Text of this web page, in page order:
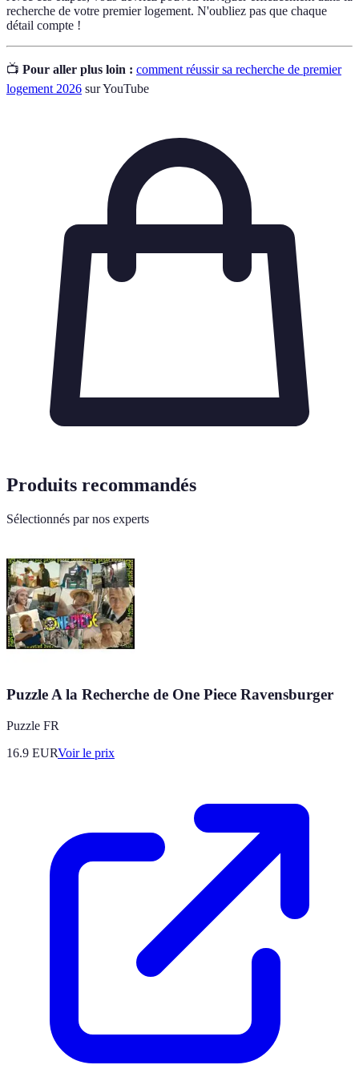
recherche de votre premier logement. N'oubliez pas que chaque
détail compte !
📺 Pour aller plus loin : comment réussir sa recherche de premier
logement 2026 sur YouTube
Produits recommandés
Sélectionnés par nos experts
Puzzle A la Recherche de One Piece Ravensburger
Puzzle FR
16.9 EURVoir le prix